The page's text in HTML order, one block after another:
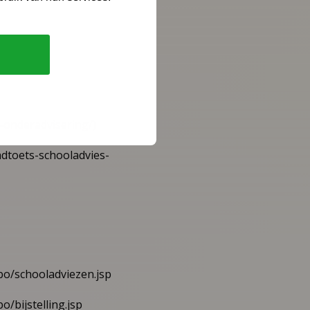
schooladvies-
schooladviezen.jsp
bijstelling.jsp